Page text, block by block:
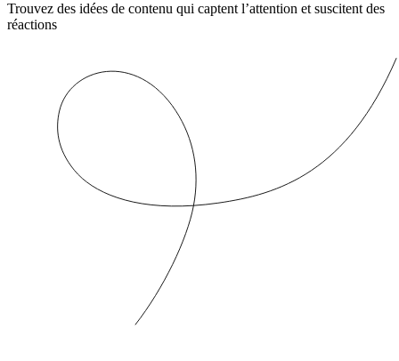
Trouvez des idées de contenu qui captent l’attention et suscitent des
réactions